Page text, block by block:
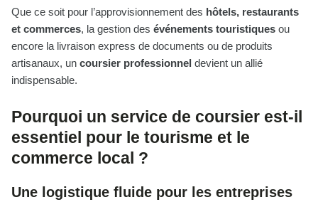
Que ce soit pour l’approvisionnement des hôtels, restaurants
et commerces, la gestion des événements touristiques ou
encore la livraison express de documents ou de produits
artisanaux, un coursier professionnel devient un allié
indispensable.
Pourquoi un service de coursier est-il
essentiel pour le tourisme et le
commerce local ?
Une logistique fluide pour les entreprises